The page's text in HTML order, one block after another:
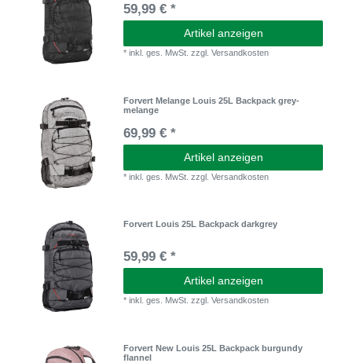
59,99 € *
Artikel anzeigen
*inkl. ges. MwSt. zzgl.Versandkosten
Forvert Melange Louis 25L Backpack grey-
melange
69,99 € *
Artikel anzeigen
*inkl. ges. MwSt. zzgl.Versandkosten
Forvert Louis 25L Backpack darkgrey
59,99 € *
Artikel anzeigen
*inkl. ges. MwSt. zzgl.Versandkosten
Forvert New Louis 25L Backpack burgundy
flannel